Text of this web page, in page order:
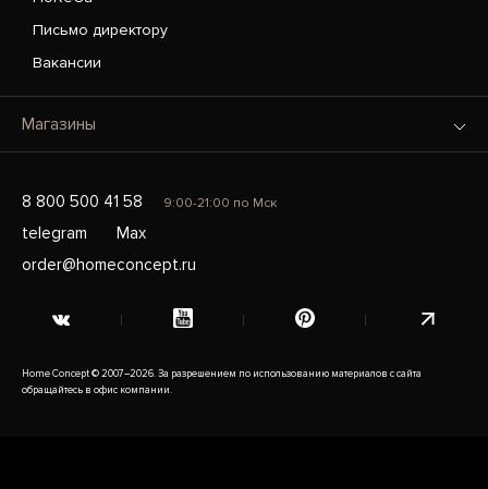
Письмо директору
Вакансии
Магазины
8 800 500 41 58 9:00-21:00 по Мск
telegram
Max
order@homeconcept.ru
Home Concept © 2007–2026. За разрешением по использованию материалов с сайта
обращайтесь в офис компании.